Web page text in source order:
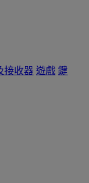
接收器 遊戲 鍵